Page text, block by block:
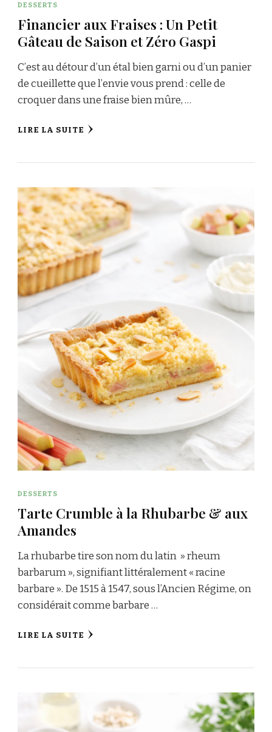
DESSERTS
Financier aux Fraises : Un Petit
Gâteau de Saison et Zéro Gaspi
C’est au détour d’un étal bien garni ou d’un panier
de cueillette que l’envie vous prend : celle de
croquer dans une fraise bien mûre, …
LIRE LA SUITE
DESSERTS
Tarte Crumble à la Rhubarbe & aux
Amandes
La rhubarbe tire son nom du latin » rheum
barbarum », signifiant littéralement « racine
barbare ». De 1515 à 1547, sous l’Ancien Régime, on
considérait comme barbare …
LIRE LA SUITE